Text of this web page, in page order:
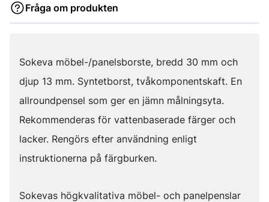
Fråga om produkten
Sokeva möbel-/panelsborste, bredd 30 mm och
djup 13 mm. Syntetborst, tvåkomponentskaft. En
allroundpensel som ger en jämn målningsyta.
Rekommenderas för vattenbaserade färger och
lacker. Rengörs efter användning enligt
instruktionerna på färgburken.
Sokevas högkvalitativa möbel- och panelpenslar